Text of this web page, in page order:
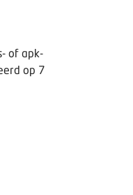
of apk-
op 7